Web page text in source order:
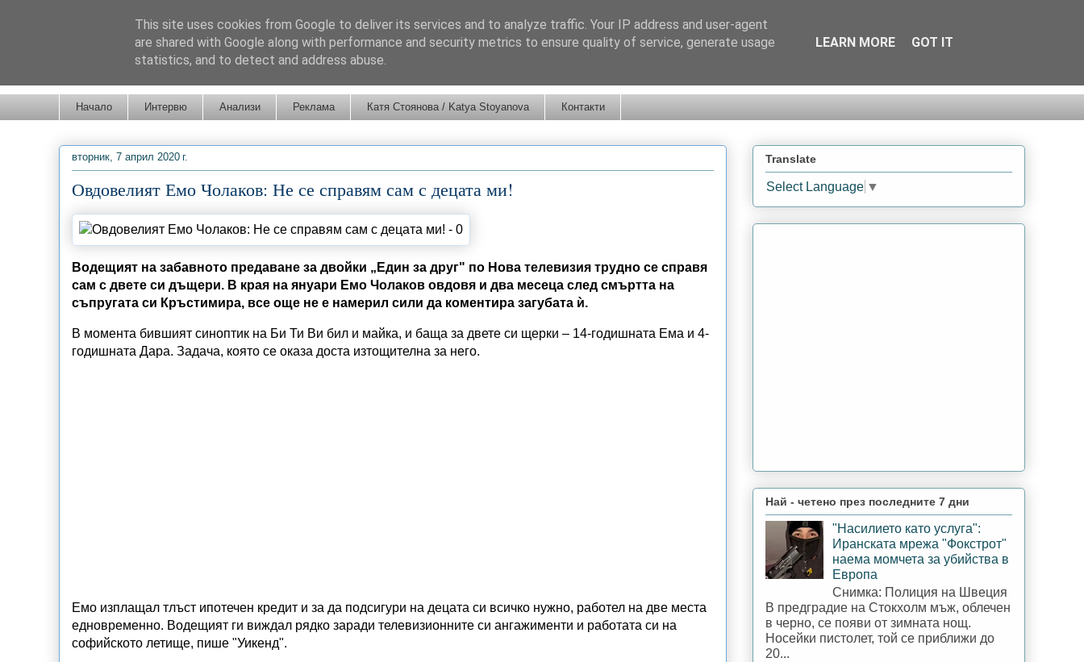
Начало Интервю Анализи Реклама Катя Стоянова / Katya Stoyanova Контакти
вторник, 7 април 2020 г.
Овдовелият Емо Чолаков: Не се справям сам с децата ми!
Водещият на забавното предаване за двойки „Един за друг" по Нова телевизия трудно се справя
сам с двете си дъщери. В края на януари Емо Чолаков овдовя и два месеца след смъртта на
съпругата си Кръстимира, все още не е намерил сили да коментира загубата ѝ.
В момента бившият синоптик на Би Ти Ви бил и майка, и баща за двете си щерки – 14-годишната Ема и 4-
годишната Дара. Задача, която се оказа доста изтощителна за него.
Емо изплащал тлъст ипотечен кредит и за да подсигури на децата си всичко нужно, работел на две места
едновременно. Водещият ги виждал рядко заради телевизионните си ангажименти и работата си на
софийското летище, пише "Уикенд".
Translate
Select Language ▼
Най - четено през последните 7 дни
"Насилието като услуга":
Иранската мрежа "Фокстрот"
наема момчета за убийства в
Европа
Снимка: Полиция на Швеция
В предградие на Стокхолм мъж, облечен
в черно, се появи от зимната нощ.
Носейки пистолет, той се приближи до
20...
This site uses cookies from Google to deliver its services and to analyze traffic. Your IP address and user-agent
are shared with Google along with performance and security metrics to ensure quality of service, generate usage
statistics, and to detect and address abuse.
LEARN MORE GOT IT